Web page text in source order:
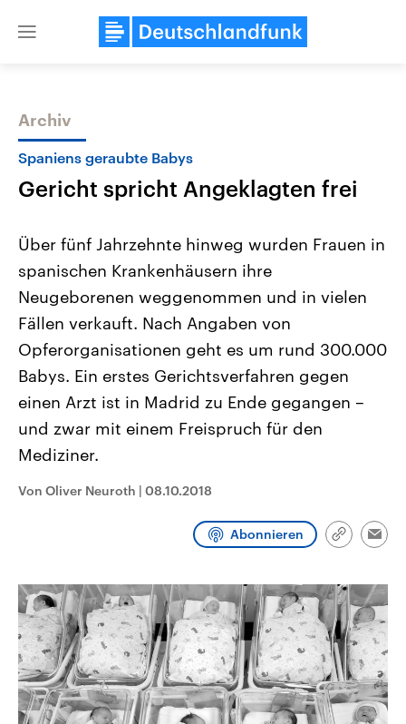
Close
Themen
Landtagswahl Sachsen-Anhalt
2026
Alle Informationen
Sachsen-Anhalt wählt am 6.
September 2026 einen neuen
Landtag. Seit 2021 wird das
Bundesland von einer Koalition aus
Umfragen, Prognosen,
Wahlprogramme, aktuelle Berichte
und Hintergründe zu den Parteien
Wahl.
Aktuelle Beiträge,
Hintergründe
Wirtschaftlich und
gehören die Vereinigten
den mächtigsten Ländern
mit großem Einfluss auf
Sendungen
Archiv
Spaniens geraubte Babys
Gericht spricht Angeklagten frei
Über fünf Jahrzehnte hinweg wurden Frauen in
spanischen Krankenhäusern ihre
Neugeborenen weggenommen und in vielen
Fällen verkauft. Nach Angaben von
Opferorganisationen geht es um rund 300.000
Babys. Ein erstes Gerichtsverfahren gegen
einen Arzt ist in Madrid zu Ende gegangen –
und zwar mit einem Freispruch für den
Mediziner.
Von Oliver Neuroth | 08.10.2018
Abonnieren
Link